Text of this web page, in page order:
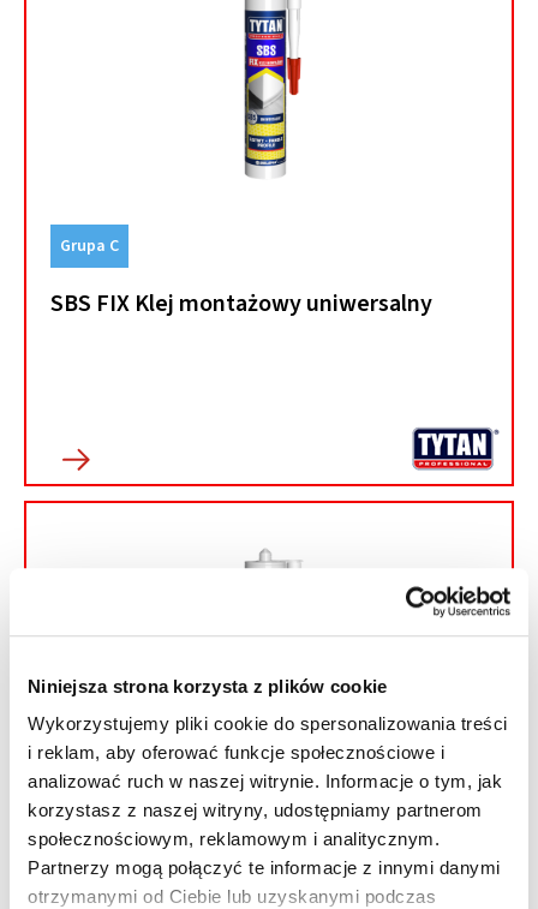
Niniejsza strona korzysta z plików cookie
Wykorzystujemy pliki cookie do spersonalizowania treści
i reklam, aby oferować funkcje społecznościowe i
analizować ruch w naszej witrynie. Informacje o tym, jak
korzystasz z naszej witryny, udostępniamy partnerom
społecznościowym, reklamowym i analitycznym.
Partnerzy mogą połączyć te informacje z innymi danymi
otrzymanymi od Ciebie lub uzyskanymi podczas
Grupa C
SBS FIX Klej montażowy uniwersalny
Grupa C
EKO FIX Klej montażowy ekologiczny